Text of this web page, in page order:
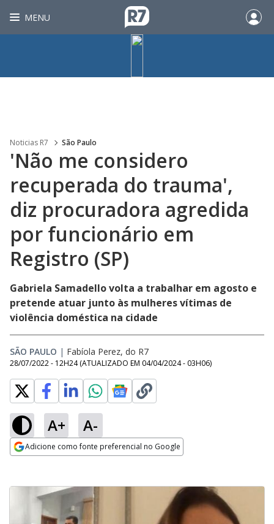
MENU
Noticias R7 São Paulo
'Não me considero
recuperada do trauma',
diz procuradora agredida
por funcionário em
Registro (SP)
Gabriela Samadello volta a trabalhar em agosto e
pretende atuar junto às mulheres vítimas de
violência doméstica na cidade
SÃO PAULO | Fabíola Perez, do R7
28/07/2022 - 12H24 (ATUALIZADO EM 04/04/2024 - 03H06)
A+ A-
Adicione como fonte preferencial no Google